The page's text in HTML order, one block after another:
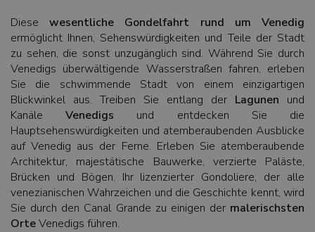
Diesewesentliche Gondelfahrt rund um Venedig
ermöglicht Ihnen, Sehenswürdigkeiten und Teile der Stadt
zu sehen, die sonst unzugänglich sind. Während Sie durch
Venedigs überwältigende Wasserstraßen fahren, erleben
Sie die schwimmende Stadt von einem einzigartigen
Blickwinkel aus. Treiben Sie entlang der Lagunen und
KanäleVenedigs und entdecken Sie die
Hauptsehenswürdigkeiten und atemberaubenden Ausblicke
auf Venedig aus der Ferne. Erleben Sie atemberaubende
Architektur, majestätische Bauwerke, verzierte Paläste,
Brücken und Bögen. Ihr lizenzierter Gondoliere, der alle
venezianischen Wahrzeichen und die Geschichte kennt, wird
Sie durch den Canal Grande zu einigen der malerischsten
OrteVenedigs führen.